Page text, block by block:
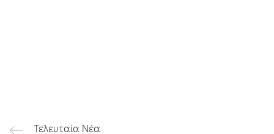
Τελευταία Νέα